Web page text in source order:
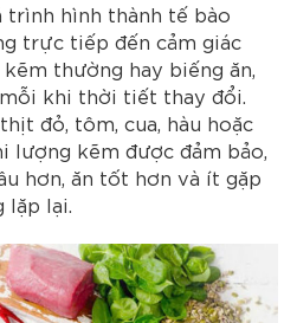
trình hình thành tế bào
trực tiếp đến cảm giác
thường hay biếng ăn,
khi thời tiết thay đổi.
đỏ, tôm, cua, hàu hoặc
lượng kẽm được đảm bảo,
hơn, ăn tốt hơn và ít gặp
lại.